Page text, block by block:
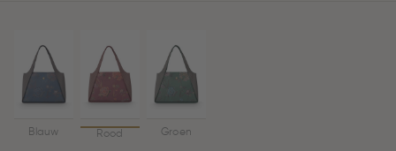
Blauw Rood Groen